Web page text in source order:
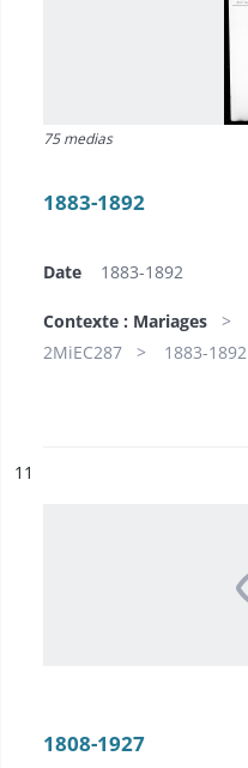
75 medias
1883-1892
Date 1883-1892
Contexte : Mariages
2MiEC287
1883-1892
n°
11
1808-1927​